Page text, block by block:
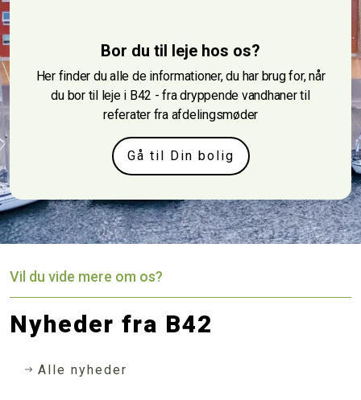
Bor du til leje hos os?
Her finder du alle de informationer, du har brug for, når
du bor til leje i B42 - fra dryppende vandhaner til
referater fra afdelingsmøder
Gå til Din bolig
Vil du vide mere om os?
Nyheder fra B42
Alle nyheder